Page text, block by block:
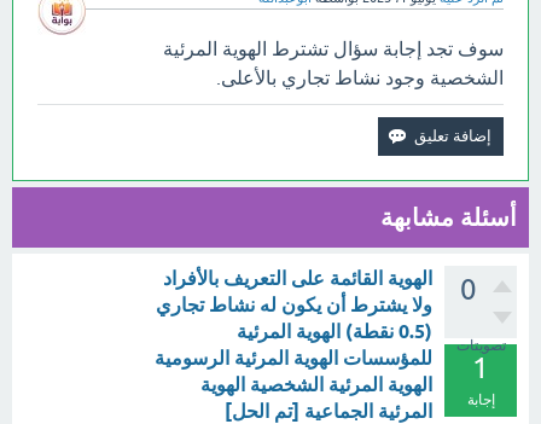
سوف تجد إجابة سؤال تشترط الهوية المرئية
الشخصية وجود نشاط تجاري بالأعلى.
أسئلة مشابهة
0
تصويتات
1
إجابة
الهوية القائمة على التعريف بالأفراد
ولا يشترط أن يكون له نشاط تجاري
(0.5 نقطة) الهوية المرئية
للمؤسسات الهوية المرئية الرسومية
الهوية المرئية الشخصية الهوية
المرئية الجماعية [تم الحل]